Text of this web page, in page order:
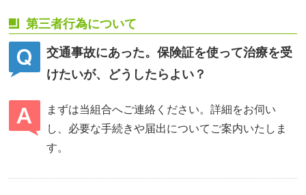
第三者行為について
交通事故にあった。保険証を使って治療を受
けたいが、どうしたらよい？
まずは当組合へご連絡ください。詳細をお伺い
し、必要な手続きや届出についてご案内いたしま
す。